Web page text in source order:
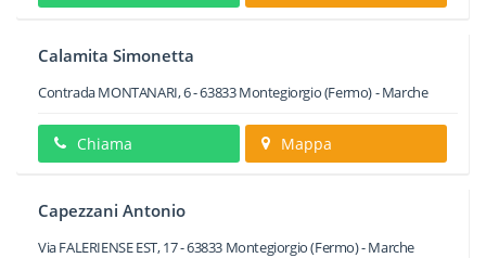
Calamita Simonetta
Contrada MONTANARI, 6-63833Montegiorgio(Fermo) -Marche
Chiama Mappa
Capezzani Antonio
Via FALERIENSE EST, 17-63833 Montegiorgio(Fermo) -Marche